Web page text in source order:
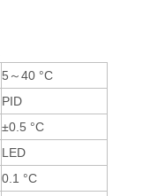
5～40 °C
PID
±0.5 °C
LED
0.1 °C